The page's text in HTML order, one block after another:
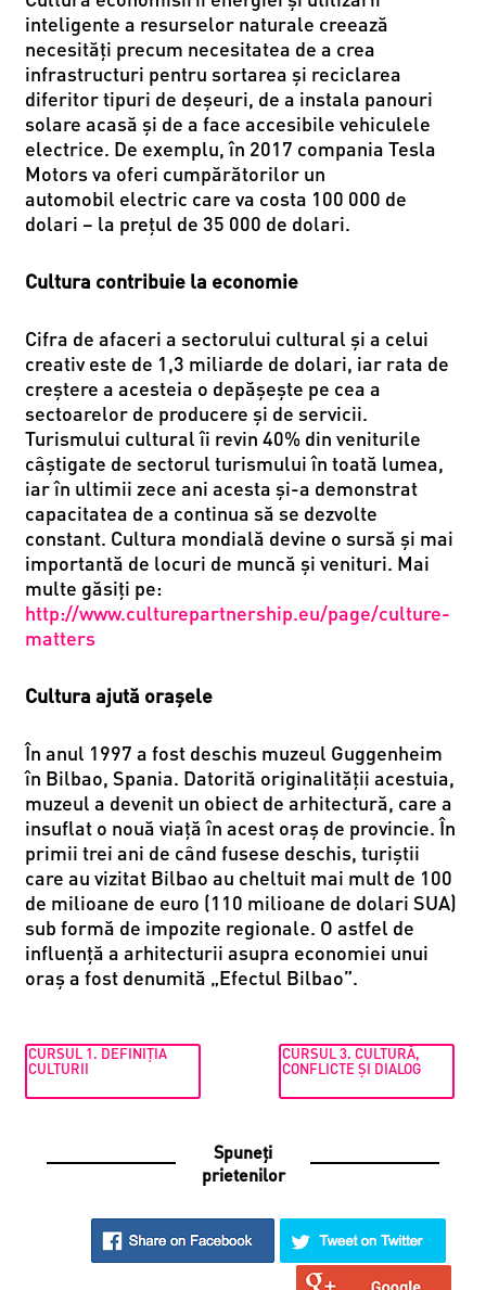
inteligente a resurselor naturale creează
necesități precum necesitatea de a crea
infrastructuri pentru sortarea și reciclarea
diferitor tipuri de deșeuri, de a instala panouri
solare acasă și de a face accesibile vehiculele
electrice. De exemplu, în 2017 compania Tesla
Motors va oferi cumpărătorilor un
automobil electric care va costa 100 000 de
dolari – la prețul de 35 000 de dolari.
Cultura contribuie la economie
Cifra de afaceri a sectorului cultural și a celui
creativ este de 1,3 miliarde de dolari, iar rata de
creștere a acesteia o depăşeşte pe cea a
sectoarelor de producere și de servicii.
Turismului cultural îi revin 40% din veniturile
câștigate de sectorul turismului în toată lumea,
iar în ultimii zece ani acesta și-a demonstrat
capacitatea de a continua să se dezvolte
constant. Cultura mondială devine o sursă și mai
importantă de locuri de muncă și venituri. Mai
multe găsiți pe:
http://www.culturepartnership.eu/page/culture-
matters
Cultura ajută orașele
În anul 1997 a fost deschis muzeul Guggenheim
în Bilbao, Spania. Datorită originalității acestuia,
muzeul a devenit un obiect de arhitectură, care a
insuflat o nouă viață în acest oraș de provincie. În
primii trei ani de când fusese deschis, turiștii
care au vizitat Bilbao au cheltuit mai mult de 100
de milioane de euro (110 milioane de dolari SUA)
sub formă de impozite regionale. O astfel de
influență a arhitecturii asupra economiei unui
oraș a fost denumită „Efectul Bilbao”.
CURSUL 1. DEFINIȚIA
CULTURII
CURSUL 3. CULTURĂ,
CONFLICTE ȘI DIALOG
Spuneți
prietenilor